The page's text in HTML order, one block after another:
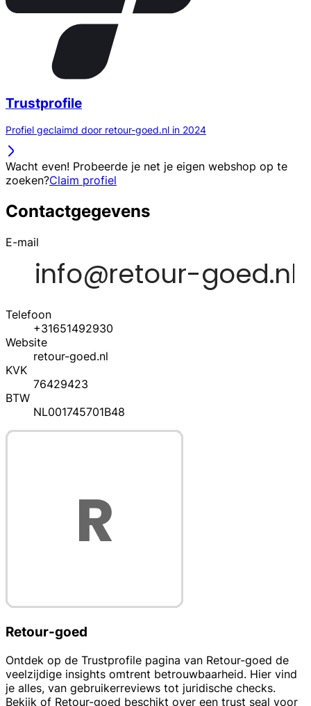
Trustprofile
Profiel geclaimd door retour-goed.nl in 2024
Wacht even! Probeerde je net je eigen webshop op te
zoeken?Claim profiel
Contactgegevens
E-mail
Telefoon
+31651492930
Website
retour-goed.nl
KVK
76429423
BTW
NL001745701B48
Retour-goed
Ontdek op de Trustprofile pagina van Retour-goed de
veelzijdige insights omtrent betrouwbaarheid. Hier vind
je alles, van gebruikerreviews tot juridische checks.
Bekijk of Retour-goed beschikt over een trust seal voor